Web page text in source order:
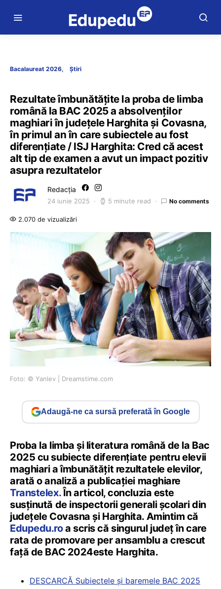
Bacalaureat 2026 Știri
Rezultate îmbunătățite la proba de limba
română la BAC 2025 a absolvenților
maghiari în județele Harghita și Covasna,
în primul an în care subiectele au fost
diferențiate / ISJ Harghita: Cred că acest
alt tip de examen a avut un impact pozitiv
asupra rezultatelor
Redacția
24 iunie 2025 5 minute read No comments
2.070 de vizualizări
Foto: © Yanlev | Dreamstime.com
Adaugă-ne ca sursă preferată în Google
Proba la limba și literatura română de la Bac
2025 cu subiecte diferențiate pentru elevii
maghiari a îmbunătățit rezultatele elevilor,
arată o analiză a publicației maghiare
Transtelex.În articol, concluzia este
susținută de inspectorii generali școlari din
județele Covasna și Harghita. Amintim că
Edupedu.roa scris că singurul județ în care
rata de promovare per ansamblu a crescut
față de BAC 2024este Harghita.
DESCARCĂ Subiectele și baremele BAC 2025